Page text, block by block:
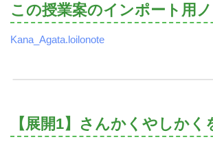
この授業案のインポート用
Kana_Agata.loilonote
【展開1】さんかくやしかく